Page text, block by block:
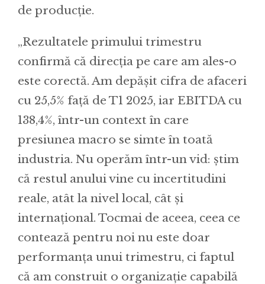
de producție.
„Rezultatele primului trimestru
confirmă că direcția pe care am ales-o
este corectă. Am depășit cifra de afaceri
cu 25,5% față de T1 2025, iar EBITDA cu
138,4%, într-un context în care
presiunea macro se simte în toată
industria. Nu operăm într-un vid: știm
că restul anului vine cu incertitudini
reale, atât la nivel local, cât și
internațional. Tocmai de aceea, ceea ce
contează pentru noi nu este doar
performanța unui trimestru, ci faptul
că am construit o organizație capabilă